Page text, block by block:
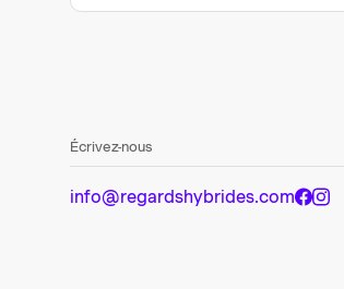
Écrivez-nous
info@regardshybrides.com